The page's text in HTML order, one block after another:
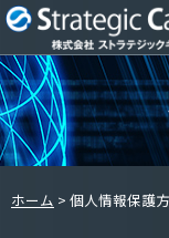
ホーム 個人情報保護